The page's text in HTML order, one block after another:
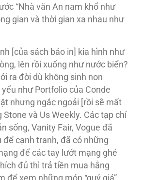
“Nhà văn An nam khổ như
gian và thời gian xa nhau như
[của sách báo in] kia hình như
lên rồi xuống như nước biển?
ra đời dù không sinh non
như Portfolio của Conde
nhưng ngắc ngoải [rồi sẽ mất
Stone và Us Weekly. Các tạp chí
sống, Vanity Fair, Vogue đã
để cạnh tranh, đã có những
để các tay lướt mạng ghé
đủ thì trả tiền mua hằng